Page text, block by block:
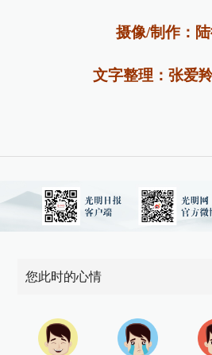
摄像/制作：
文字整理：张爱
您此时的心情